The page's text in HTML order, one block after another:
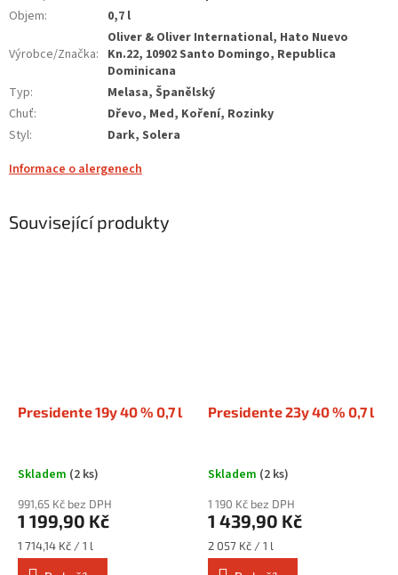
Objem: 0,7 l
Výrobce/Značka:
Oliver & Oliver International, Hato Nuevo
Kn.22, 10902 Santo Domingo, Republica
Dominicana
Typ:
Melasa, Španělský
Chuť:
Dřevo, Med, Koření, Rozinky
Styl:
Dark, Solera
Informace o alergenech
Související produkty
Presidente 19y 40 % 0,7 l
Skladem (2 ks)
991,65 Kč bez DPH
1 199,90 Kč
Měrná
cena:
1 714,14 Kč / 1 l
Presidente 23y 40 % 0,7 l
Skladem (2 ks)
1 190 Kč bez DPH
1 439,90 Kč
Měrná
cena:
2 057 Kč / 1 l